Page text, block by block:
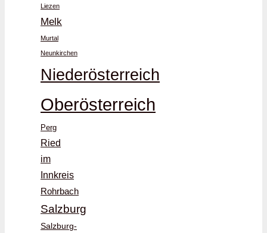
Liezen
Melk
Murtal
Neunkirchen
Niederösterreich
Oberösterreich
Perg
Ried
im
Innkreis
Rohrbach
Salzburg
Salzburg-